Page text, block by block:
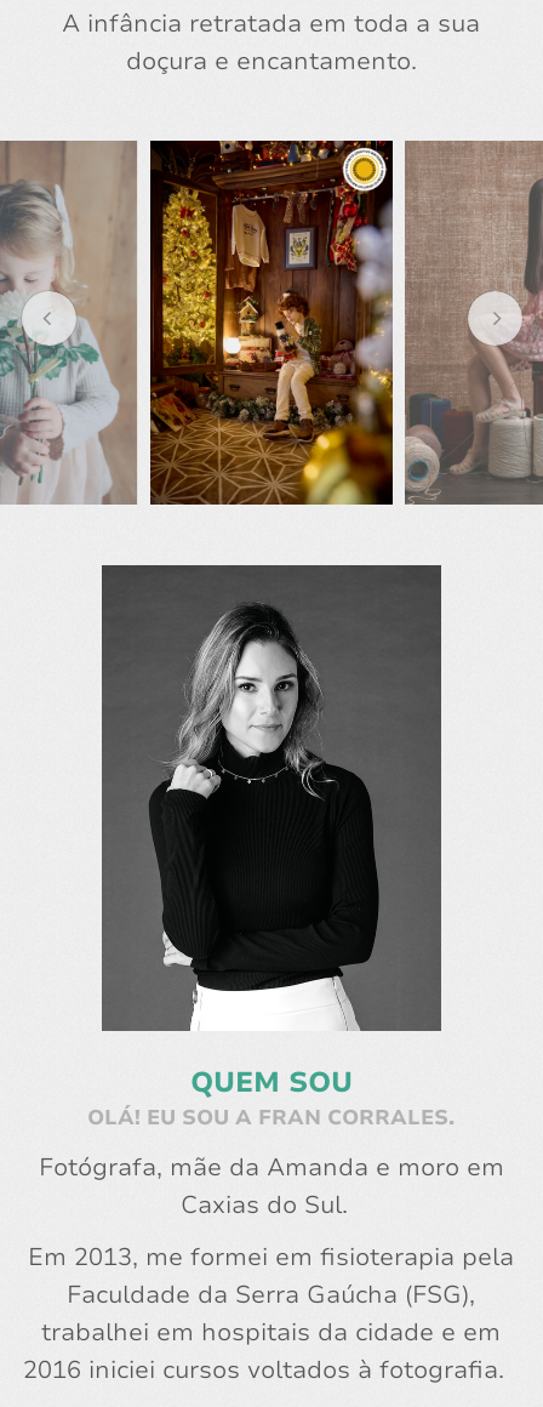
A infância retratada em toda a sua
doçura e encantamento.
QUEM SOU
OLÁ! EU SOU A FRAN CORRALES.
Fotógrafa, mãe da Amanda e moro em
Caxias do Sul.
Em 2013, me formei em fisioterapia pela
Faculdade da Serra Gaúcha (FSG),
trabalhei em hospitais da cidade e em
2016 iniciei cursos voltados à fotografia.